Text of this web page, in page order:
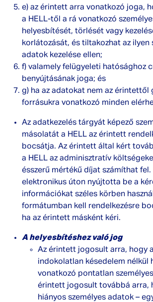
e) az érintett arra vonatkozó joga,
a HELL-től a rá vonatkozó
helyesbítését, törlését vagy
korlátozását, és tiltakozhat az ilyen
adatok kezelése ellen;
f) valamely felügyeleti hatósághoz
benyújtásának joga; és
g) ha az adatokat nem az érintettől
forrásukra vonatkozó minden
Az adatkezelés tárgyát képező
másolatát a HELL az érintett
bocsátja. Az érintett által kért
a HELL az adminisztratív
ésszerű mértékű díjat számíthat
elektronikus úton nyújtotta be a
információkat széles körben
formátumban kell rendelkezésre
ha az érintett másként kéri.
A helyesbítéshez való jog
Az érintett jogosult arra, hogy
indokolatlan késedelem nélkül
vonatkozó pontatlan
érintett jogosult továbbá arra,
hiányos személyes adatok –